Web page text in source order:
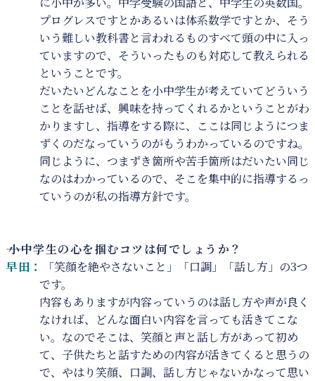
プログレスですとかあるいは体系数学ですとか、そう
いう難しい教科書と言われるものすべて頭の中に入っ
ていますので、そういったものも対応して教えられる
ということです。
だいたいどんなことを小中学生が考えていてどういう
ことを話せば、興味を持ってくれるかということがわ
かりますし、指導をする際に、ここは同じようにつま
ずくのだなっていうのがもうわかっているのですね。
同じように、つまずき箇所や苦手箇所はだいたい同じ
なのはわかっているので、そこを集中的に指導するっ
ていうのが私の指導方針です。
――小中学生の心を掴むコツは何でしょうか？
早田：
「笑顔を絶やさないこと」「口調」「話し方」の3つ
です。
内容もありますが内容っていうのは話し方や声が良く
なければ、どんな面白い内容を言っても活きてこな
い。なのでそこは、笑顔と声と話し方があって初め
て、子供たちと話すための内容が活きてくると思うの
で、やはり笑顔、口調、話し方じゃないかなって思い